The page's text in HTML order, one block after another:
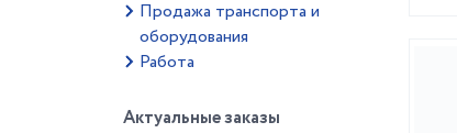
Продажа транспорта и
оборудования
Работа
Актуальные заказы